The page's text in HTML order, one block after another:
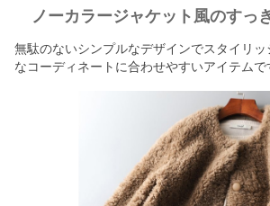
ノーカラージャケット風のすっ
無駄のないシンプルなデザインでスタイリッ
なコーディネートに合わせやすいアイテムで